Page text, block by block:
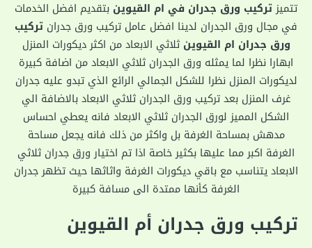
تتميزتركيب ورق جدران في ام القيوين بتقديم افضل الخدمات
في مجال ورق الجدران لدينا افضل عامل تركيب ورق جدران تركيب
ورق جدران ام القيوين ثلاثي الابعاد من اكثر ديكورات المنزل
ابهارا نظرا لما يمثله ورق الجدران ثلاثي الابعاد من اضافة كبيرة
لديكورات المنزل نظرا للشكل الجمالي الرائع الذي تبدو عليه جدران
غرف المنزل بعد تركيب ورق الجدران ثلاثي الابعاد بالاضافة الي
الشكل المميز لورق الجدران ثلاثي الابعاد فانه يعطي احساس
مدهش بمساحة الغرفة بل واكثر من ذلك فانه يجعل مساحة
الغرفة اكبر مما عليها بكثير خاصة اذا تم اختيار ورق جدران ثلاثي
الابعاد يتناسب مع باقي ديكورات الغرفة واثاثها حيث تظهر جدران
الغرفة كأنها ممتدة الى مسافة كبيرة
تركيب ورق جدران أم القيوين